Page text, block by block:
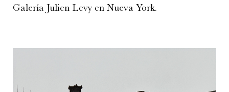
Galería Julien Levy en Nueva York.